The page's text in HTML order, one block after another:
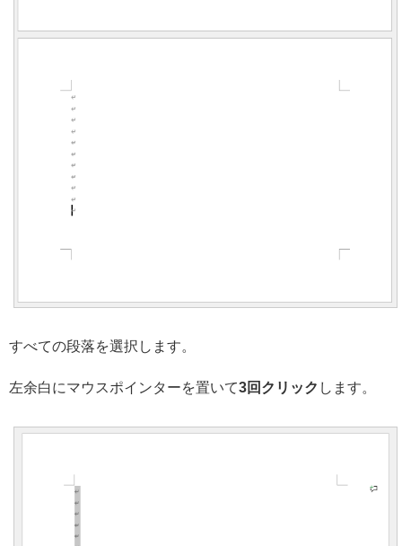
すべての段落を選択します。
左余白にマウスポインターを置いて3回クリック します。